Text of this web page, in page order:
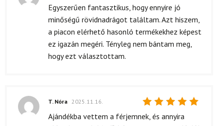
Értékelés:
5
/ 5
Egyszerűen fantasztikus, hogy ennyire jó
minőségű rövidnadrágot találtam. Azt hiszem,
a piacon elérhető hasonló termékekhez képest
ez igazán megéri. Tényleg nem bántam meg,
hogy ezt választottam.
Értékelés:
/ 5
T. Nóra 2025.11.16.
Ajándékba vettem a férjemnek, és annyira